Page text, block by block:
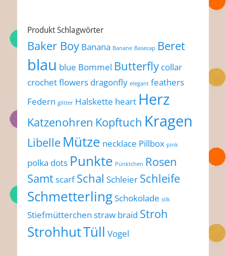
Produkt Schlagwörter
Baker Boy Banana Banane Basecap Beret
blau blue Bommel Butterfly collar
crochet flowers dragonfly elegant feathers
Federn glitter Halskette heart Herz
Katzenohren Kopftuch Kragen
Libelle Mütze necklace Pillbox pink
polka dots Punkte Pünktchen Rosen
Samtscarf Schal Schleier Schleife
SchmetterlingSchokolade silk
Stiefmütterchen straw braid Stroh
StrohhutTüll Vogel